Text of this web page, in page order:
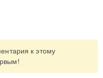
к этому